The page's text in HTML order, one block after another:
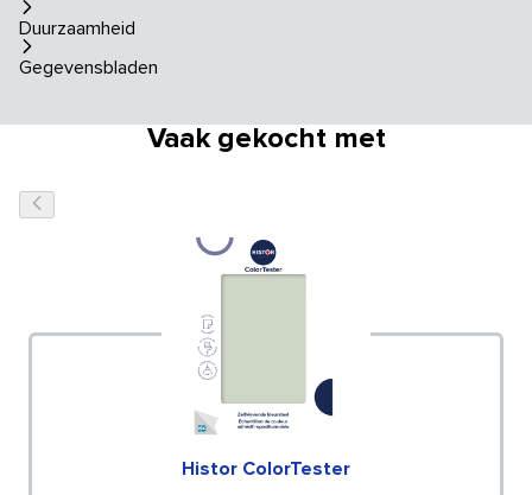
Duurzaamheid
Gegevensbladen
Vaak gekocht met
Histor ColorTester